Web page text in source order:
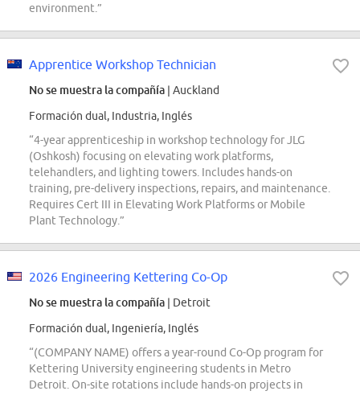
environment.”
Apprentice Workshop Technician
No se muestra la compañía | Auckland
Formación dual, Industria, Inglés
“4-year apprenticeship in workshop technology for JLG
(Oshkosh) focusing on elevating work platforms,
telehandlers, and lighting towers. Includes hands-on
training, pre-delivery inspections, repairs, and maintenance.
Requires Cert III in Elevating Work Platforms or Mobile
Plant Technology.”
2026 Engineering Kettering Co-Op
No se muestra la compañía | Detroit
Formación dual, Ingeniería, Inglés
“(COMPANY NAME) offers a year-round Co-Op program for
Kettering University engineering students in Metro
Detroit. On-site rotations include hands-on projects in